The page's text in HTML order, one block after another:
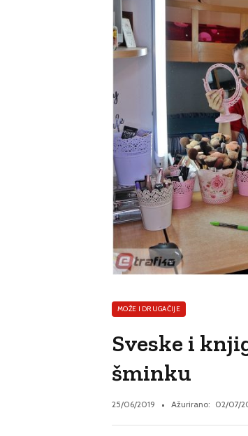
MOŽE I DRUGAČIJE
Sveske i
šminku
25/06/2019 Ažurirano: 02/07/